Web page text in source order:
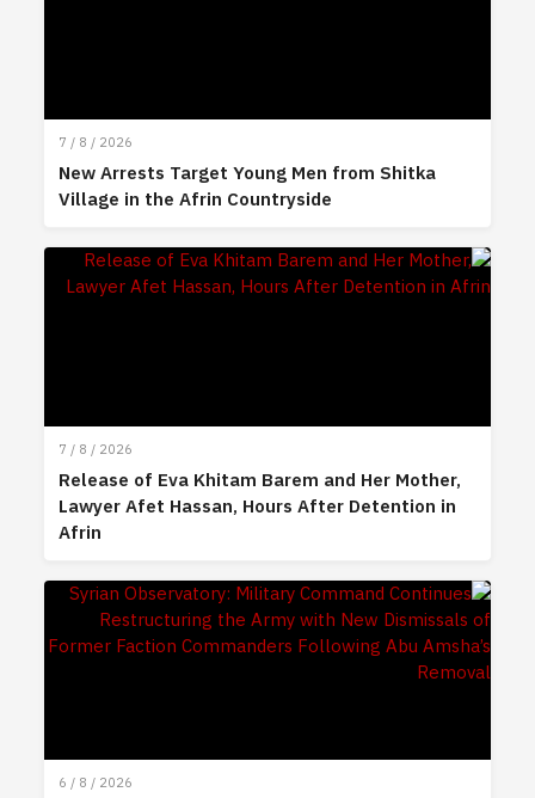
7 / 8 / 2026
New Arrests Target Young Men from Shitka
Village in the Afrin Countryside
7 / 8 / 2026
Release of Eva Khitam Barem and Her Mother,
Lawyer Afet Hassan, Hours After Detention in
Afrin
6 / 8 / 2026